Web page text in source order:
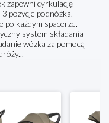
zapewni cyrkulację
pozycje podnóżka.
po każdym spacerze.
system składania
wózka za pomocą